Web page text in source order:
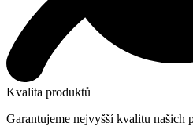
Kvalita produktů
Garantujeme nejvyšší kvalitu našich